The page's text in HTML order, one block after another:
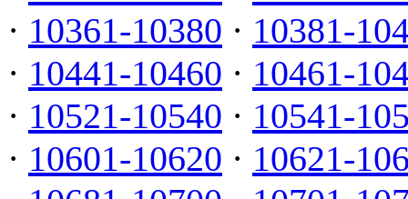
· 10361-10380 · 10381-
· 10441-10460 · 10461-
· 10521-10540 · 10541-
· 10601-10620 · 10621-